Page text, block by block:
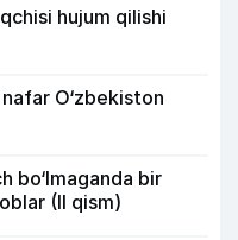
hujum qilishi
O‘zbekiston
bo‘lmaganda bir
(II qism)